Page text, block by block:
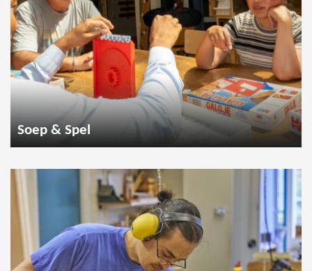
Soep & Spel